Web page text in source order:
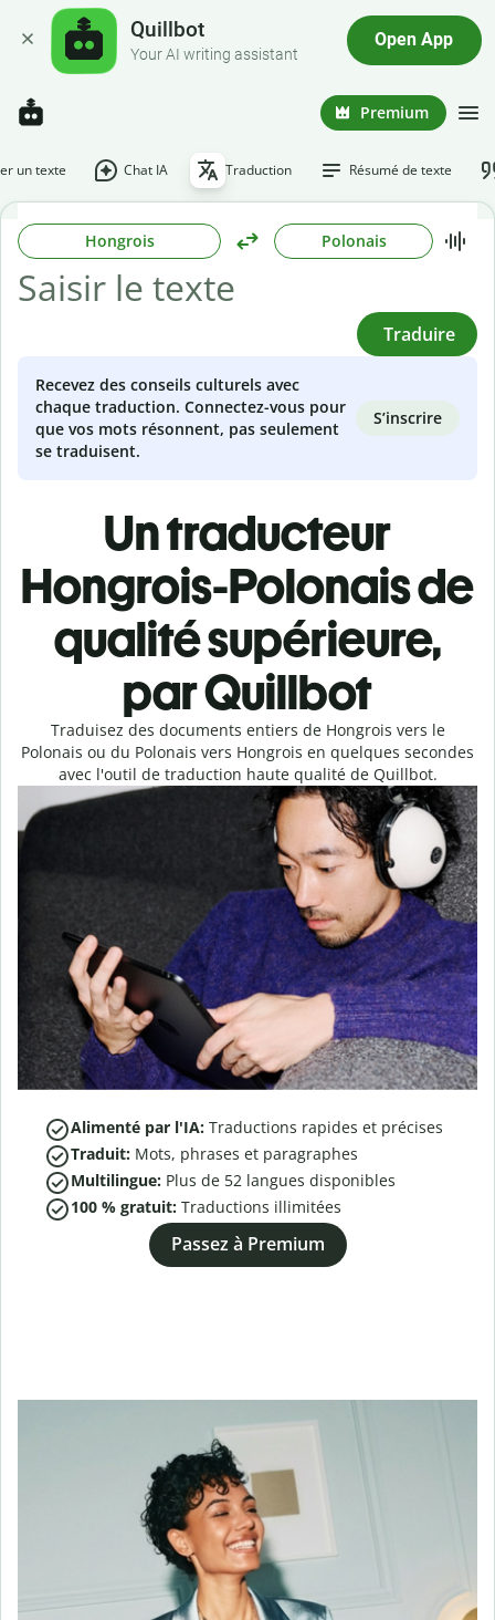
Quillbot
Your AI writing assistant
Open App
Premium
un texte Chat IA Traduction Résumé de texte
Hongrois Polonais
Traduire
Recevez des conseils culturels avec
chaque traduction. Connectez-vous pour
que vos mots résonnent, pas seulement
se traduisent.
S’inscrire
Un traducteur
Hongrois-Polonais de
qualité supérieure,
par Quillbot
Traduisez des documents entiers de Hongrois vers le
Polonais ou du Polonais vers Hongrois en quelques secondes
avec l'outil de traduction haute qualité de Quillbot.
Alimenté par l'IA: Traductions rapides et précises
Traduit: Mots, phrases et paragraphes
Multilingue: Plus de 52 langues disponibles
100 % gratuit: Traductions illimitées
Passez à Premium